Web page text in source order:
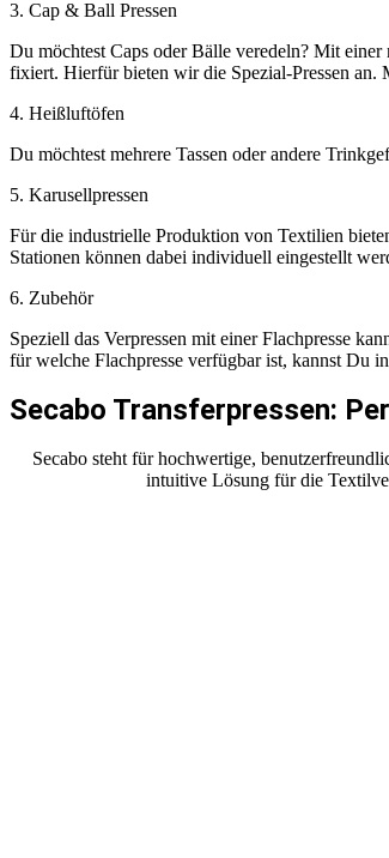
3. Cap & Ball Pressen
Du möchtest Caps oder Bälle veredeln? Mit
fixiert. Hierfür bieten wir die Spezial-Pressen an.
4. Heißluftöfen
Du möchtest mehrere Tassen oder andere
5. Karusellpressen
Für die industrielle Produktion von Textilien
Stationen können dabei individuell eingestellt
6. Zubehör
Speziell das Verpressen mit einer Flachpresse
für welche Flachpresse verfügbar ist, kannst Du
Secabo Transferpressen:
Secabo steht für hochwertige,
intuitive Lösung für die